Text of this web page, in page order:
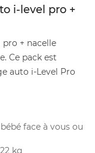
i-level pro +
+ nacelle
Ce pack est
auto i-Level Pro
face à vous ou